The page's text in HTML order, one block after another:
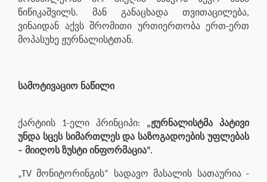
წიწიკაშვილს. მან განაცხადა თვითაცილება,
ვინაიდან აქვს შრომითი ურთიერთობა ერთ-ერთ
მოპასუხე ჟურნალისტთან.
სამოტივაციო ნაწილი
ქარტიის 1-ელი პრინციპი: „ჟურნალისტმა პატივი
უნდა სცეს სიმართლეს და საზოგადოების უფლებას
– მიიღოს ზუსტი ინფორმაცია“.
„TV მონიტორინგის” სადავო მასალის სათაურია -